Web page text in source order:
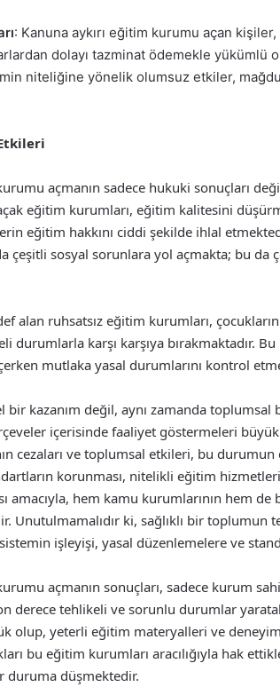
: Kanuna aykırı eğitim kurumu açan
dolayı tazminat ödemekle yükümlü
niteliğine yönelik olumsuz etkiler,
açmanın sadece hukuki sonuçları
eğitim kurumları, eğitim kalitesini
eğitim hakkını ciddi şekilde ihlal
çeşitli sosyal sorunlara yol açmakta; bu da
alan ruhsatsız eğitim kurumları,
durumlarla karşı karşıya bırakmaktadır.
mutlaka yasal durumlarını kontrol
bir kazanım değil, aynı zamanda
içerisinde faaliyet göstermeleri
cezaları ve toplumsal etkileri, bu
korunması, nitelikli eğitim
amacıyla, hem kamu kurumlarının hem
Unutulmamalıdır ki, sağlıklı bir
işleyişi, yasal düzenlemelere ve
açmanın sonuçları, sadece kurum
derece tehlikeli ve sorunlu durumlar
olup, yeterli eğitim materyalleri ve
bu eğitim kurumları aracılığıyla hak
duruma düşmektedir.